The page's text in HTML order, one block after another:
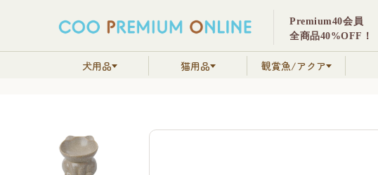
Premium40会員
全商品40%OFF！
犬用品 猫用品 観賞魚/アクア